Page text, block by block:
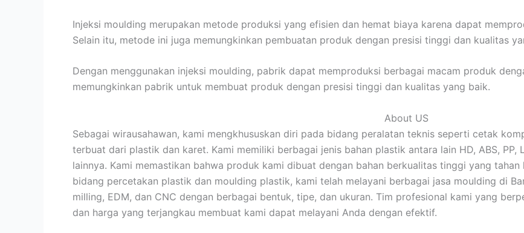
Injeksi moulding merupakan metode produksi yang efisien dan hemat biaya karena dapat
Selain itu, metode ini juga memungkinkan pembuatan produk dengan presisi tinggi dan kualitas
Dengan menggunakan injeksi moulding, pabrik dapat memproduksi berbagai macam produk
memungkinkan pabrik untuk membuat produk dengan presisi tinggi dan kualitas yang baik.
About US
Sebagai wirausahawan, kami mengkhususkan diri pada bidang peralatan teknis seperti cetak
terbuat dari plastik dan karet. Kami memiliki berbagai jenis bahan plastik antara lain HD, ABS, PP,
lainnya. Kami memastikan bahwa produk kami dibuat dengan bahan berkualitas tinggi yang tahan
bidang percetakan plastik dan moulding plastik, kami telah melayani berbagai jasa moulding di
milling, EDM, dan CNC dengan berbagai bentuk, tipe, dan ukuran. Tim profesional kami yang
dan harga yang terjangkau membuat kami dapat melayani Anda dengan efektif.